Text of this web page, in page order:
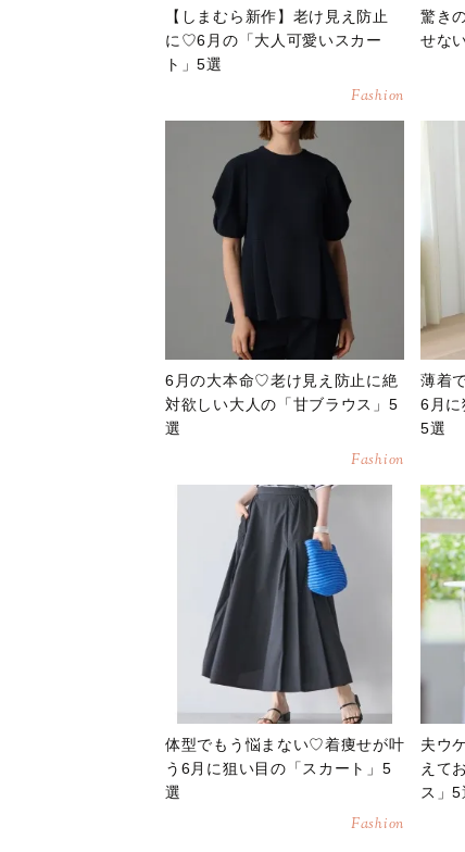
【しまむら新作】老け見え防止
に♡6月の「大人可愛いスカー
ト」5選
Fashion
驚き
せな
6月の大本命♡老け見え防止に絶
対欲しい大人の「甘ブラウス」5
選
Fashion
薄着
6月に
5選
体型でもう悩まない♡着痩せが叶
う6月に狙い目の「スカート」5
選
Fashion
夫ウ
えて
ス」5